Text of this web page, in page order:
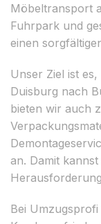
Möbeltransport
Fuhrpark und
einen
Unser Ziel ist
Duisburg nach
bieten wir auch
an. Damit
Bei